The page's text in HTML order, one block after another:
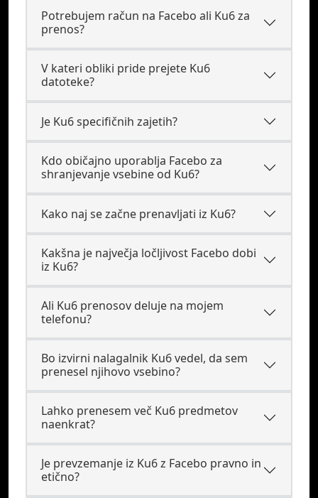
Potrebujem račun na Facebo ali Ku6 za
prenos?
V kateri obliki pride prejete Ku6
datoteke?
Je Ku6 specifičnih zajetih?
Kdo običajno uporablja Facebo za
shranjevanje vsebine od Ku6?
Kako naj se začne prenavljati iz Ku6?
Kakšna je največja ločljivost Facebo dobi
iz Ku6?
Ali Ku6 prenosov deluje na mojem
telefonu?
Bo izvirni nalagalnik Ku6 vedel, da sem
prenesel njihovo vsebino?
Lahko prenesem več Ku6 predmetov
naenkrat?
Je prevzemanje iz Ku6 z Facebo pravno in
etično?